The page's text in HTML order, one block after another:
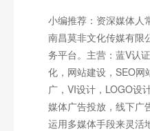
小编推荐：资深媒体人
南昌莫非文化传媒有限
务平台。主营：蓝V认
化，网站建设，SEO网
广，VI设计，LOGO设
媒体广告投放，线下广
运用多媒体手段来灵活